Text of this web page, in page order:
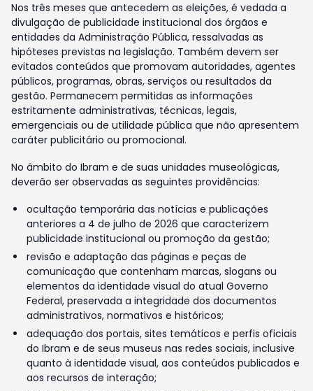
Nos três meses que antecedem as eleições, é vedada a
divulgação de publicidade institucional dos órgãos e
entidades da Administração Pública, ressalvadas as
hipóteses previstas na legislação. Também devem ser
evitados conteúdos que promovam autoridades, agentes
públicos, programas, obras, serviços ou resultados da
gestão. Permanecem permitidas as informações
estritamente administrativas, técnicas, legais,
emergenciais ou de utilidade pública que não apresentem
caráter publicitário ou promocional.
No âmbito do Ibram e de suas unidades museológicas,
deverão ser observadas as seguintes providências:
ocultação temporária das notícias e publicações
anteriores a 4 de julho de 2026 que caracterizem
publicidade institucional ou promoção da gestão;
revisão e adaptação das páginas e peças de
comunicação que contenham marcas, slogans ou
elementos da identidade visual do atual Governo
Federal, preservada a integridade dos documentos
administrativos, normativos e históricos;
adequação dos portais, sites temáticos e perfis oficiais
do Ibram e de seus museus nas redes sociais, inclusive
quanto à identidade visual, aos conteúdos publicados e
aos recursos de interação;